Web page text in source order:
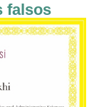
falsos